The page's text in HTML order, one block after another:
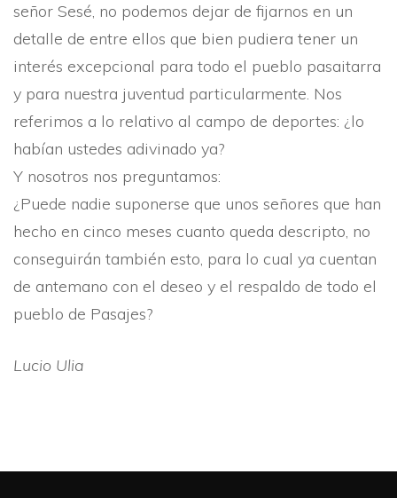
señor Sesé, no podemos dejar de fijarnos en un
detalle de entre ellos que bien pudiera tener un
interés excepcional para todo el pueblo pasaitarra
y para nuestra juventud particularmente. Nos
referimos a lo relativo al campo de deportes: ¿lo
habí­an ustedes adivinado ya?
Y nosotros nos preguntamos:
¿Puede nadie suponerse que unos señores que han
hecho en cinco meses cuanto queda descripto, no
conseguirán también esto, para lo cual ya cuentan
de antemano con el deseo y el respaldo de todo el
pueblo de Pasajes?
Lucio Ulia